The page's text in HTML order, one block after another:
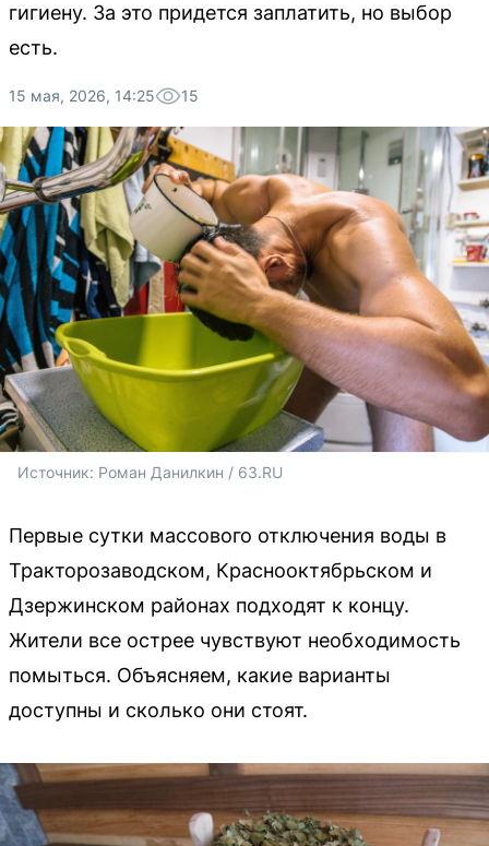
гигиену. За это придется заплатить, но выбор
есть.
15 мая, 2026, 14:25 15
Источник: Роман Данилкин / 63.RU
Первые сутки массового отключения воды в
Тракторозаводском, Краснооктябрьском и
Дзержинском районах подходят к концу.
Жители все острее чувствуют необходимость
помыться. Объясняем, какие варианты
доступны и сколько они стоят.